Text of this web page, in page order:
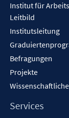
Institut für
Leitbild
Institutsleitung
Befragungen
Projekte
Services